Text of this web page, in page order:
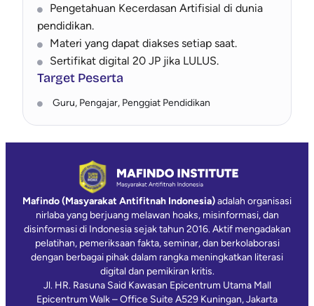
Pengetahuan Kecerdasan Artifisial di dunia
pendidikan.
Materi yang dapat diakses setiap saat.
Sertifikat digital 20 JP jika LULUS.
Target Peserta
Guru, Pengajar, Penggiat Pendidikan
Mafindo (Masyarakat Antifitnah Indonesia)adalah organisasi
nirlaba yang berjuang melawan hoaks, misinformasi, dan
disinformasi di Indonesia sejak tahun 2016. Aktif mengadakan
pelatihan, pemeriksaan fakta, seminar, dan berkolaborasi
dengan berbagai pihak dalam rangka meningkatkan literasi
digital dan pemikiran kritis.
Jl. HR. Rasuna Said Kawasan Epicentrum Utama Mall
Epicentrum Walk – Office Suite A529 Kuningan, Jakarta